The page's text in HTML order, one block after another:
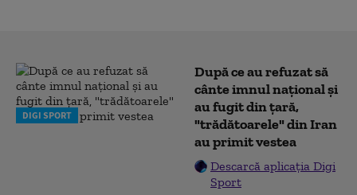
DIGI SPORT
După ce au refuzat să
cânte imnul naţional şi
au fugit din ţară,
"trădătoarele" din Iran
au primit vestea
Descarcă aplicația Digi
Sport